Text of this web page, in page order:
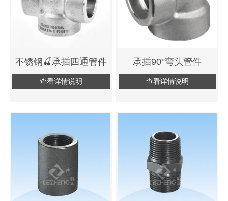
不锈钢🍒承插四通管件
查看详情说明
承插90°弯头管件
查看详情说明